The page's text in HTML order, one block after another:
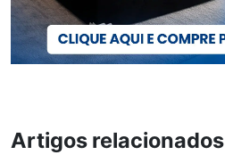
Artigos relacionados